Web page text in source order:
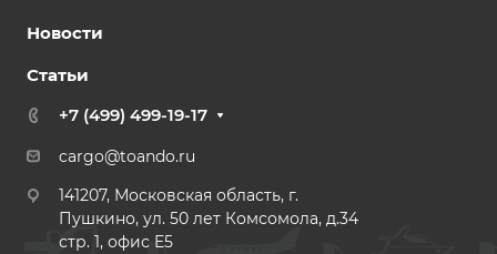
Новости
Статьи
+7 (499) 499-19-17
cargo@toando.ru
141207, Московская область, г.
Пушкино, ул. 50 лет Комсомола, д.34
стр. 1, офис E5